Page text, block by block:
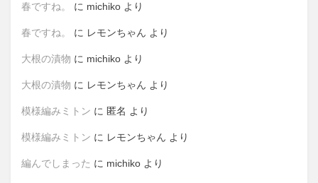
春ですね。 に michiko より
春ですね。 に レモンちゃん より
大根の漬物 に michiko より
大根の漬物 に レモンちゃん より
模様編みミトン に 匿名 より
模様編みミトン に レモンちゃん より
編んでしまった に michiko より